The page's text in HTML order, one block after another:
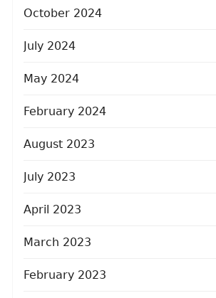
October 2024
July 2024
May 2024
February 2024
August 2023
July 2023
April 2023
March 2023
February 2023